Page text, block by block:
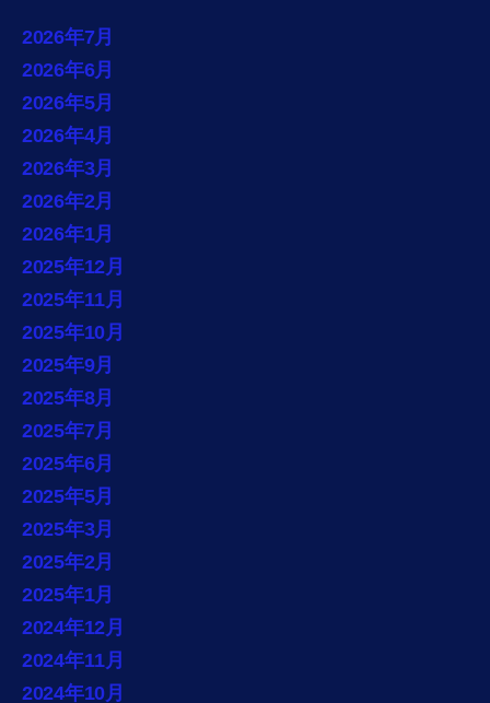
2026年7月
2026年6月
2026年5月
2026年4月
2026年3月
2026年2月
2026年1月
2025年12月
2025年11月
2025年10月
2025年9月
2025年8月
2025年7月
2025年6月
2025年5月
2025年3月
2025年2月
2025年1月
2024年12月
2024年11月
2024年10月